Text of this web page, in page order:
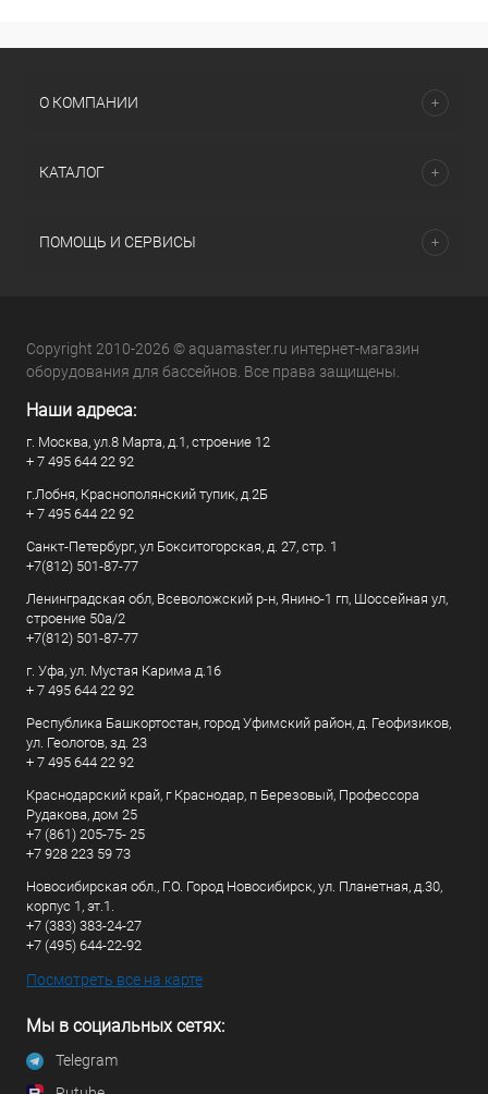
О КОМПАНИИ
КАТАЛОГ
ПОМОЩЬ И СЕРВИСЫ
Copyright 2010-2026 © aquamaster.ru интернет-магазин
оборудования для бассейнов. Все права защищены.
Наши адреса:
г. Москва, ул.8 Марта, д.1, строение 12
+ 7 495 644 22 92
г.Лобня, Краснополянский тупик, д.2Б
+ 7 495 644 22 92
Санкт-Петербург, ул Бокситогорская, д. 27, стр. 1
+7(812) 501-87-77
Ленинградская обл, Всеволожский р-н, Янино-1 гп, Шоссейная ул,
строение 50а/2
+7(812) 501-87-77
г. Уфа, ул. Мустая Карима д.16
+ 7 495 644 22 92
Республика Башкортостан, город Уфимский район, д. Геофизиков,
ул. Геологов, зд. 23
+ 7 495 644 22 92
Краснодарский край, г Краснодар, п Березовый, Профессора
Рудакова, дом 25
+7 (861) 205-75- 25
+7 928 223 59 73
Новосибирская обл., Г.О. Город Новосибирск, ул. Планетная, д.30,
корпус 1, эт.1.
+7 (383) 383-24-27
+7 (495) 644-22-92
Посмотреть все на карте
Мы в социальных сетях:
Telegram